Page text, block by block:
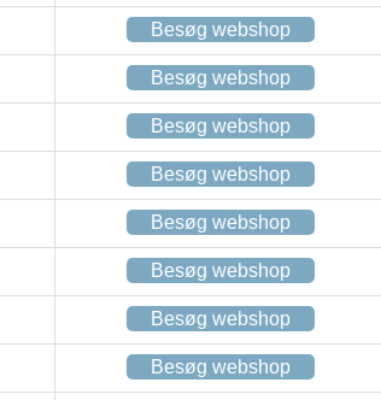
Besøg webshop
Besøg webshop
Besøg webshop
Besøg webshop
Besøg webshop
Besøg webshop
Besøg webshop
Besøg webshop